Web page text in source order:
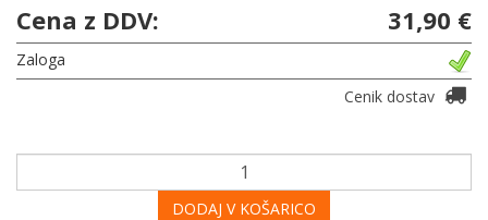
Cena z DDV: 31,90 €
Zaloga
Cenik dostav
DODAJ V KOŠARICO